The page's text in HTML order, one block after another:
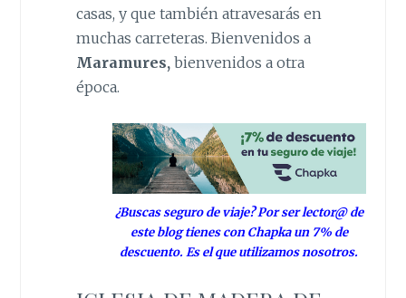
casas, y que también atravesarás en
muchas carreteras. Bienvenidos a
Maramures,bienvenidos a otra
época.
¿Buscas seguro de viaje? Por ser lector@ de
este blog tienes con Chapka un 7% de
descuento. Es el que utilizamos nosotros.